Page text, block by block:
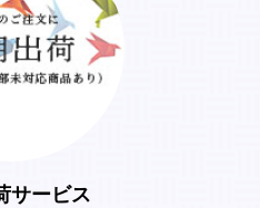
サービス